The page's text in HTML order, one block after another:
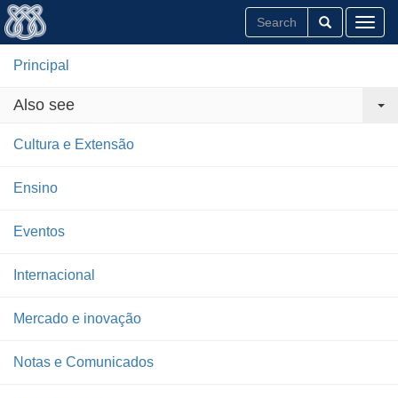
Principal
Also see
Cultura e Extensão
Ensino
Eventos
Internacional
Mercado e inovação
Notas e Comunicados